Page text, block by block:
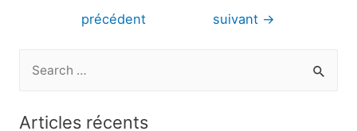
l’article
précédent
suivant →
Articles récents